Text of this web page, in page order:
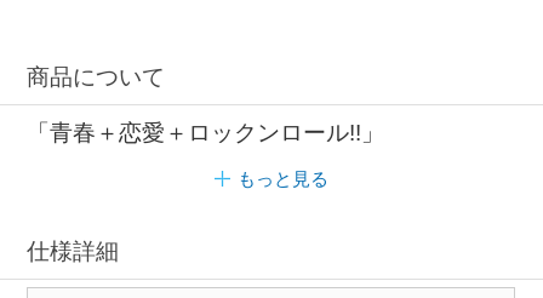
商品について
「青春＋恋愛＋ロックンロール!!」
もっと見る
仕様詳細